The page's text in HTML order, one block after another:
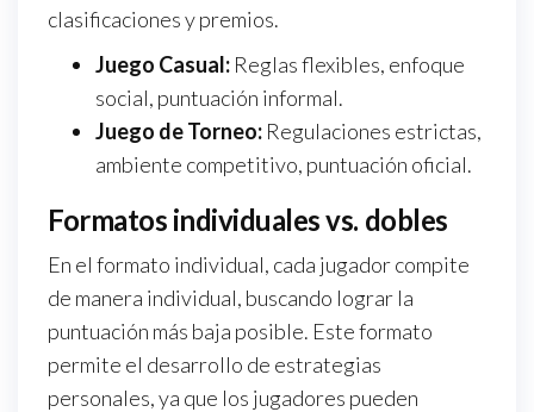
clasificaciones y premios.
Juego Casual: Reglas flexibles, enfoque
social, puntuación informal.
Juego de Torneo: Regulaciones estrictas,
ambiente competitivo, puntuación oficial.
Formatos individuales vs. dobles
En el formato individual, cada jugador compite
de manera individual, buscando lograr la
puntuación más baja posible. Este formato
permite el desarrollo de estrategias
personales, ya que los jugadores pueden